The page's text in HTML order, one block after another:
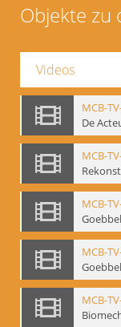
Objekte zu
Videos
MCB-
MCB-
MCB-
MCB-
MCB-